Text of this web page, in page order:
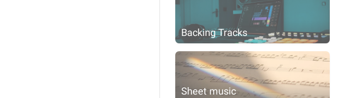
Backing Tracks
Sheet music